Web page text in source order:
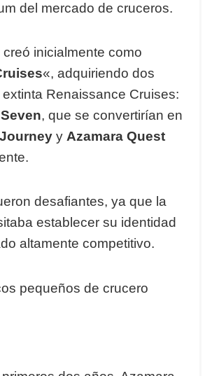
del mercado de cruceros.
inicialmente como
«, adquiriendo dos
Renaissance Cruises:
, que se convertirían en
y Azamara Quest
desafiantes, ya que la
establecer su identidad
altamente competitivo.